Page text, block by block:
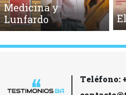
Medicina y
Lunfardo
Teléfono: